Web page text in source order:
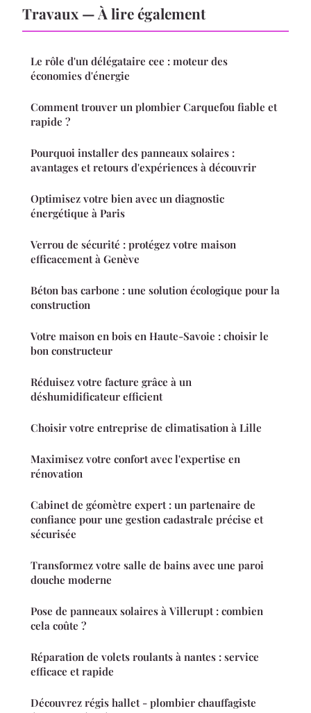
Travaux — À lire également
Le rôle d'un délégataire cee : moteur des
économies d'énergie
Comment trouver un plombier Carquefou fiable et
rapide ?
Pourquoi installer des panneaux solaires :
avantages et retours d'expériences à découvrir
Optimisez votre bien avec un diagnostic
énergétique à Paris
Verrou de sécurité : protégez votre maison
efficacement à Genève
Béton bas carbone : une solution écologique pour la
construction
Votre maison en bois en Haute-Savoie : choisir le
bon constructeur
Réduisez votre facture grâce à un
déshumidificateur efficient
Choisir votre entreprise de climatisation à Lille
Maximisez votre confort avec l'expertise en
rénovation
Cabinet de géomètre expert : un partenaire de
confiance pour une gestion cadastrale précise et
sécurisée
Transformez votre salle de bains avec une paroi
douche moderne
Pose de panneaux solaires à Villerupt : combien
cela coûte ?
Réparation de volets roulants à nantes : service
efficace et rapide
Découvrez régis hallet - plombier chauffagiste